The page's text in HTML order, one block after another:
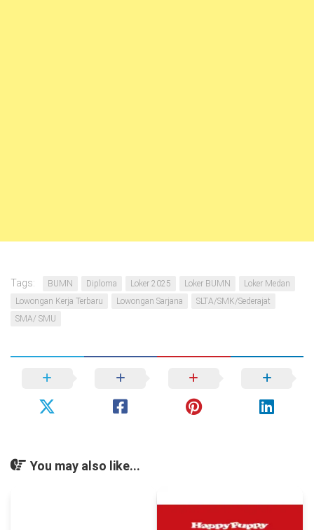
Tags: BUMN Diploma Loker 2025 Loker BUMN
Loker Medan
Lowongan Kerja Terbaru
Lowongan Sarjana
SLTA/SMK/Sederajat
SMA/ SMU
You may also like...